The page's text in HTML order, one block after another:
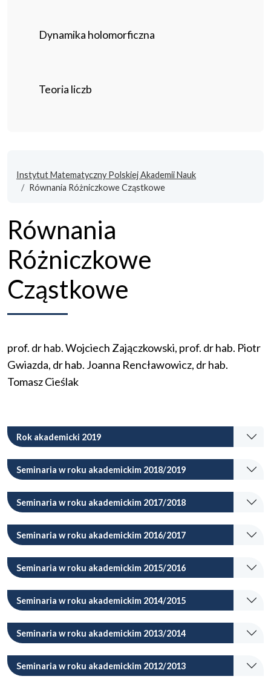
Dynamika holomorficzna
Teoria liczb
Instytut Matematyczny Polskiej Akademii Nauk
Równania Różniczkowe Cząstkowe
Równania
Różniczkowe
Cząstkowe
prof. dr hab. Wojciech Zajączkowski, prof. dr hab. Piotr
Gwiazda, dr hab. Joanna Rencławowicz, dr hab.
Tomasz Cieślak
Rok akademicki 2019
Seminaria w roku akademickim 2018/2019
Seminaria w roku akademickim 2017/2018
Seminaria w roku akademickim 2016/2017
Seminaria w roku akademickim 2015/2016
Seminaria w roku akademickim 2014/2015
Seminaria w roku akademickim 2013/2014
Seminaria w roku akademickim 2012/2013